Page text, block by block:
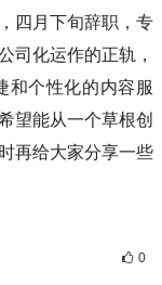
四月下旬辞职，专
司化运作的正轨，
和个性化的内容服
望能从一个草根创
再给大家分享一些
0